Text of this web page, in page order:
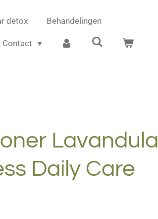
detox Behandelingen
Contact
Lavandula
Daily Care